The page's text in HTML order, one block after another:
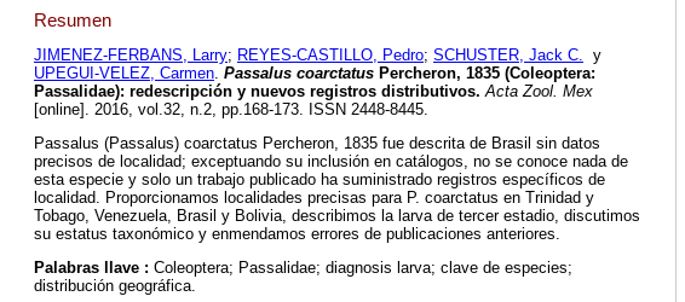
Resumen
JIMENEZ-FERBANS, Larry; REYES-CASTILLO, Pedro; SCHUSTER, Jack C. y
UPEGUI-VELEZ, Carmen. Passalus coarctatus Percheron, 1835 (Coleoptera:
Passalidae): redescripción y nuevos registros distributivos. Acta Zool. Mex
[online]. 2016, vol.32, n.2, pp.168-173. ISSN 2448-8445.
Passalus (Passalus) coarctatus Percheron, 1835 fue descrita de Brasil sin datos
precisos de localidad; exceptuando su inclusión en catálogos, no se conoce nada de
esta especie y solo un trabajo publicado ha suministrado registros específicos de
localidad. Proporcionamos localidades precisas para P. coarctatus en Trinidad y
Tobago, Venezuela, Brasil y Bolivia, describimos la larva de tercer estadio, discutimos
su estatus taxonómico y enmendamos errores de publicaciones anteriores.
Palabras llave : Coleoptera; Passalidae; diagnosis larva; clave de especies;
distribución geográfica.